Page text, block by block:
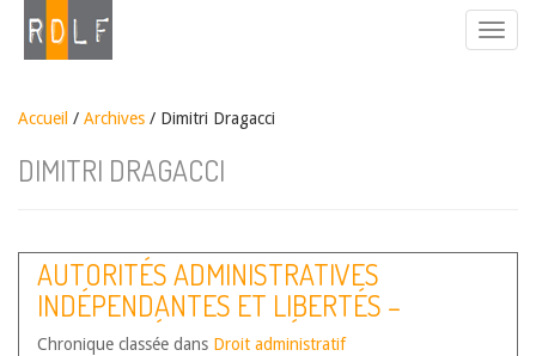
Accueil / Archives / Dimitri Dragacci
DIMITRI DRAGACCI
AUTORITÉS ADMINISTRATIVES
INDÉPENDANTES ET LIBERTÉS –
ACTUALITÉS DE L’ANNÉE 2025
Chronique classée dans Droit administratif